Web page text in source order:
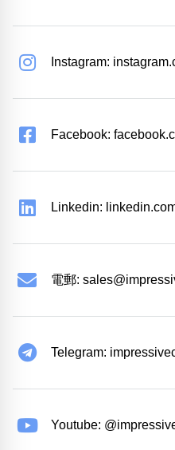
Instagram:
Facebook:
Linkedin:
電郵:
Telegram:
Youtube: